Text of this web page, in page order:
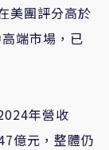
美團評分高於
端市場，已
年營收
億元，整體仍